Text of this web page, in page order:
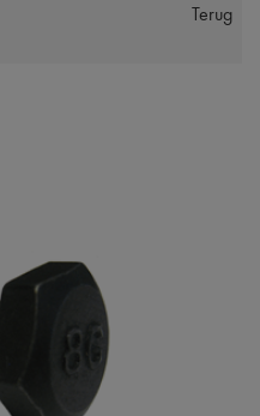
Terug